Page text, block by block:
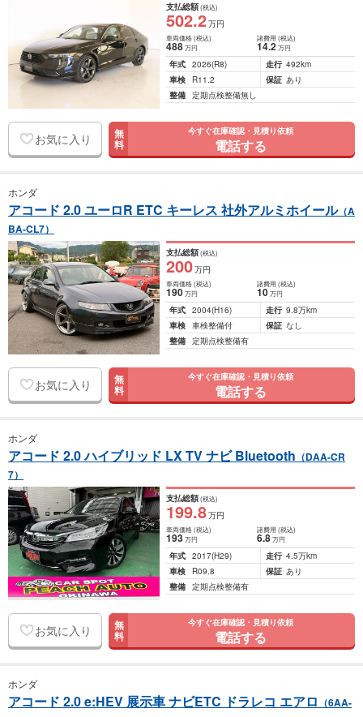
支払総額(税込)
502.2万円
車両価格(税込)
488万円
諸費用 (税込)
14.2 万円
年式 2026(R8) 走行 492km
車検
R11.2 保証 あり
整備 定期点検整備無し
お気に入り 無
料
今すぐ在庫確認・見積り依頼
電話する
ホンダ
アコード 2.0 ユーロR ETC キーレス 社外アルミホイール（A
BA-CL7）
支払総額(税込)
200万円
車両価格(税込)
190万円
諸費用 (税込)
10 万円
年式 2004(H16) 走行 9.8万km
車検 車検整備付 保証 なし
整備 定期点検整備有
お気に入り 無
料
今すぐ在庫確認・見積り依頼
電話する
ホンダ
アコード 2.0 ハイブリッド LX TV ナビ Bluetooth （DAA-CR
7）
支払総額(税込)
199.8万円
車両価格(税込)
193万円
諸費用 (税込)
6.8 万円
年式 2017(H29) 走行 4.5万km
車検
R09.8 保証 あり
整備 定期点検整備有
お気に入り 無
料
今すぐ在庫確認・見積り依頼
電話する
ホンダ
アコード 2.0 e:HEV 展示車 ナビETC ドラレコ エアロ （6AA-